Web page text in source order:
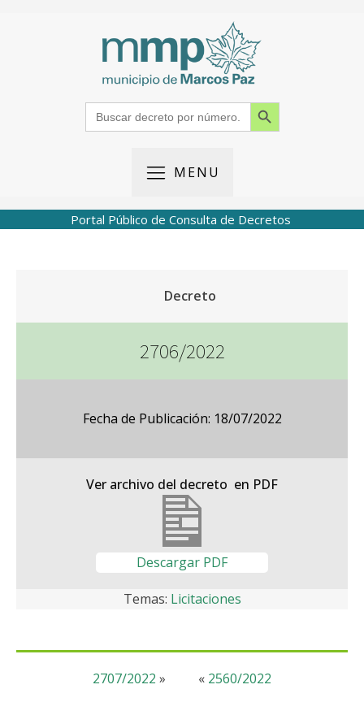
Search
for:
Search Button
MENU
Portal Público de Consulta de Decretos
Decreto
2706/2022
Fecha de Publicación: 18/07/2022
Ver archivo del decreto en PDF
Descargar PDF
Temas: Licitaciones
« 2560/2022
2707/2022 »